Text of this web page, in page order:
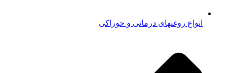
انواع روغنهای درمانی و خوراکی